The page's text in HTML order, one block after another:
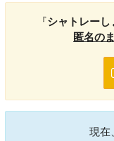
『シャトレーし
匿名の
現在